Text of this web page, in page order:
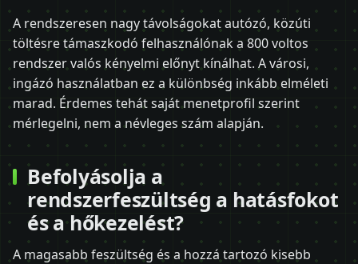
A rendszeresen nagy távolságokat autózó, közúti
töltésre támaszkodó felhasználónak a 800 voltos
rendszer valós kényelmi előnyt kínálhat. A városi,
ingázó használatban ez a különbség inkább elméleti
marad. Érdemes tehát saját menetprofil szerint
mérlegelni, nem a névleges szám alapján.
Befolyásolja a
rendszerfeszültség a hatásfokot
és a hőkezelést?
A magasabb feszültség és a hozzá tartozó kisebb